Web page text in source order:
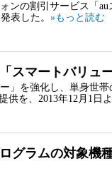
ンの割引サービス「
表した。 »もっと読む
スマートバリュ
」を強化し、単身世
供を、2013年12月1日
グラムの対象機